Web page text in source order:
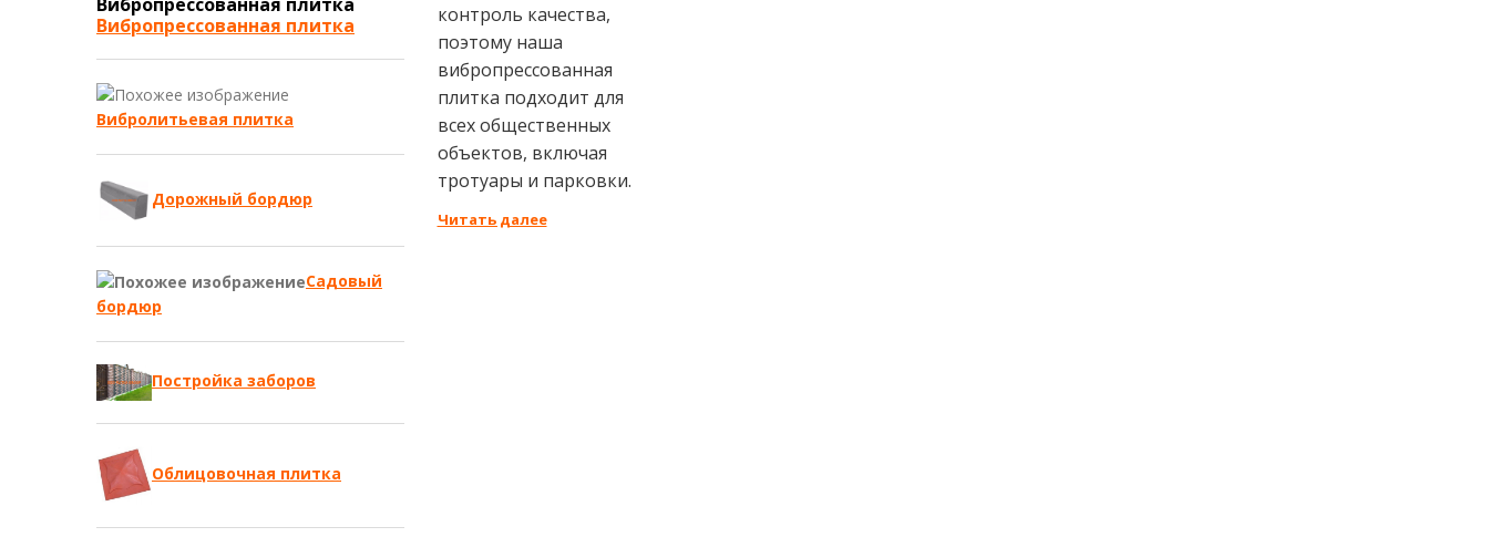
Вибропрессованная плитка
Вибролитьевая плитка
Дорожный бордюр
Садовый
бордюр
Постройка заборов
Облицовочная плитка
контроль качества,
поэтому наша
вибропрессованная
плитка подходит для
всех общественных
объектов, включая
тротуары и парковки.
Читать далее